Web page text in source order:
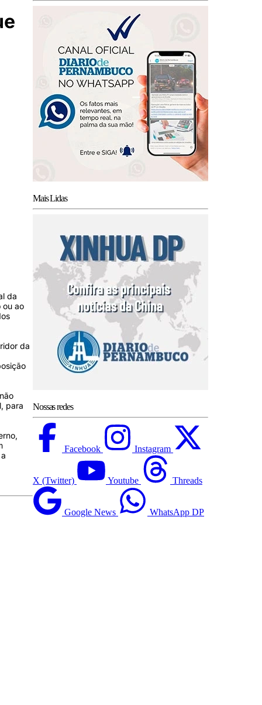
da
ou ao
da
para
Mais Lidas
Nossas redes
Facebook Instagram
X (Twitter) Youtube Threads
Google News WhatsApp DP